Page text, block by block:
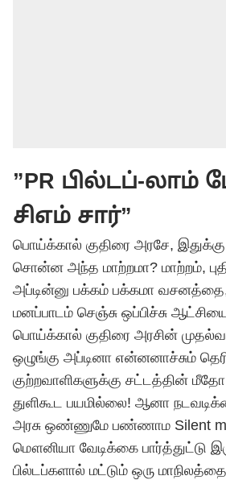
”PR பில்டப்-லாம்
சிஎம் சார்”
பொய்க்கால் குதிரை அரசே,
சொன்ன அந்த மாற்றமா? மாற்றம்,
அப்டின்னு பக்கம் பக்கமா வசனத்தை,
மனப்பாடம் செஞ்சு ஒப்பிச்சு
பொய்க்கால் குதிரை அரசின்
ஒழுங்கு அப்டினா என்னனாச்சும்
குற்றவாளிகளுக்கு சட்டத்தின்
துளிகூட பயமில்லை! ஆனா
அரசு ஒண்ணுமே பண்ணாம Silent
மௌனியா வேடிக்கை பார்த்துட்டு
பில்டப்களால் மட்டும் ஒரு